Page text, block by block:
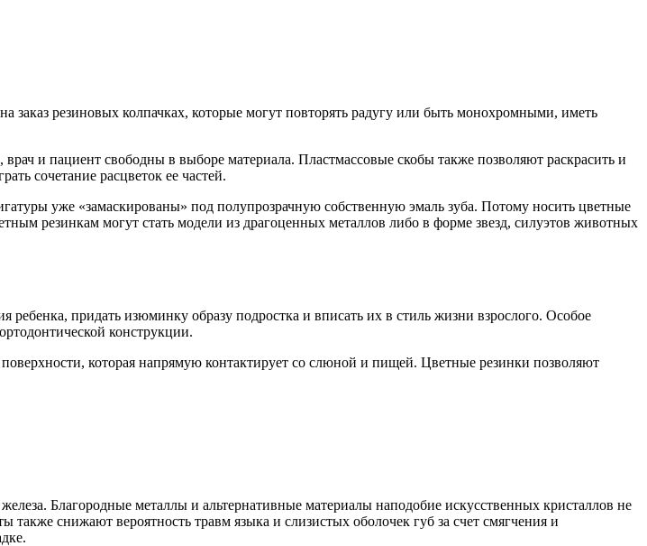
резиновых колпачках, которые могут повторять радугу или быть монохромными, иметь
и пациент свободны в выборе материала. Пластмассовые скобы также позволяют раскрасить и
сочетание расцветок ее частей.
уже «замаскированы» под полупрозрачную собственную эмаль зуба. Потому носить цветные
резинкам могут стать модели из драгоценных металлов либо в форме звезд, силуэтов животных
придать изюминку образу подростка и вписать их в стиль жизни взрослого. Особое
конструкции.
которая напрямую контактирует со слюной и пищей. Цветные резинки позволяют
Благородные металлы и альтернативные материалы наподобие искусственных кристаллов не
снижают вероятность травм языка и слизистых оболочек губ за счет смягчения и